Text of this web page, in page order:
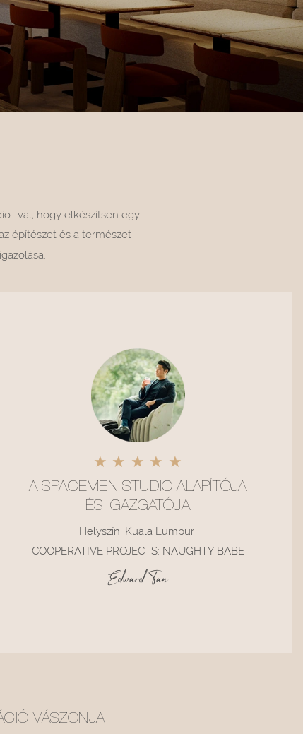
-val, hogy elkészítsen egy
építészet és a természet
★ ★ ★ ★ ★
A SPACEMEN STUDIO ALAPÍTÓJA
ÉS IGAZGATÓJA
Helyszín: Kuala Lumpur
COOPERATIVE PROJECTS: NAUGHTY BABE
Edward Tan
VÁSZONJA